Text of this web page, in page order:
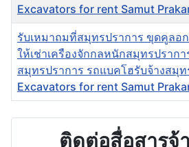
Excavators for rent Samut
รับเหมาถมที่สมุทรปราการ ขุดคูลอ
ให้เช่าเครืองจักกลหนักสมุทรปราก
สมุทรปราการ รถแบคโฮรับจ้างสมุท
Excavators for rent Samut
ติดต่อสื่อสารจ้